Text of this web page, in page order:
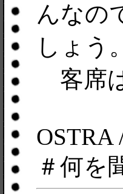
んなの
しょう。
客席
OSTRA
＃何を